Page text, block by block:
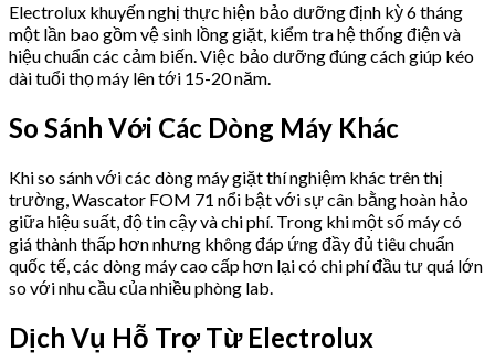
Electrolux khuyến nghị thực hiện bảo dưỡng định kỳ 6 tháng
một lần bao gồm vệ sinh lồng giặt, kiểm tra hệ thống điện và
hiệu chuẩn các cảm biến. Việc bảo dưỡng đúng cách giúp kéo
dài tuổi thọ máy lên tới 15-20 năm.
So Sánh Với Các Dòng Máy Khác
Khi so sánh với các dòng máy giặt thí nghiệm khác trên thị
trường, Wascator FOM 71 nổi bật với sự cân bằng hoàn hảo
giữa hiệu suất, độ tin cậy và chi phí. Trong khi một số máy có
giá thành thấp hơn nhưng không đáp ứng đầy đủ tiêu chuẩn
quốc tế, các dòng máy cao cấp hơn lại có chi phí đầu tư quá lớn
so với nhu cầu của nhiều phòng lab.
Dịch Vụ Hỗ Trợ Từ Electrolux